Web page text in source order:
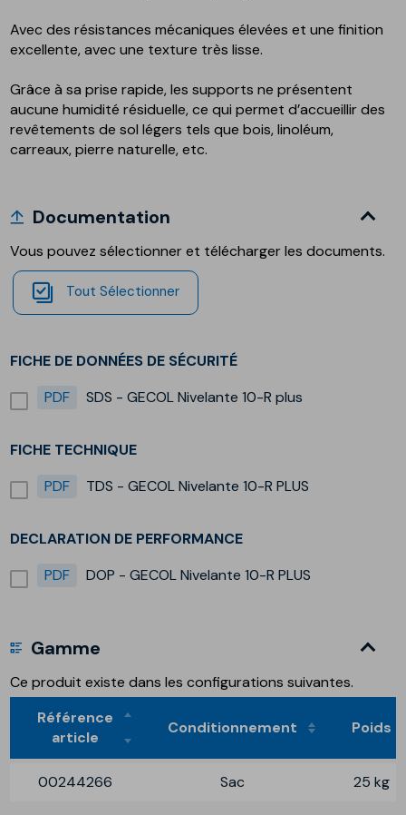
Avec des résistances mécaniques élevées et une finition
excellente, avec une texture très lisse.
Grâce à sa prise rapide, les supports ne présentent
aucune humidité résiduelle, ce qui permet d’accueillir des
revêtements de sol légers tels que bois, linoléum,
carreaux, pierre naturelle, etc.
Documentation
Vous pouvez sélectionner et télécharger les documents.
Tout Sélectionner
FICHE DE DONNÉES DE SÉCURITÉ
PDF
SDS - GECOL Nivelante 10-R plus
FICHE TECHNIQUE
PDF
TDS - GECOL Nivelante 10-R PLUS
DECLARATION DE PERFORMANCE
PDF
DOP - GECOL Nivelante 10-R PLUS
Gamme
Ce produit existe dans les configurations suivantes.
Référence
article
Conditionnement Poids
00244266 Sac 25 kg